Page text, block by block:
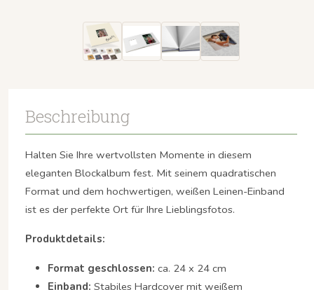
Beschreibung
Halten Sie Ihre wertvollsten Momente in diesem
eleganten Blockalbum fest. Mit seinem quadratischen
Format und dem hochwertigen, weißen Leinen-Einband
ist es der perfekte Ort für Ihre Lieblingsfotos.
Produktdetails:
Format geschlossen: ca. 24 x 24 cm
Einband: Stabiles Hardcover mit weißem